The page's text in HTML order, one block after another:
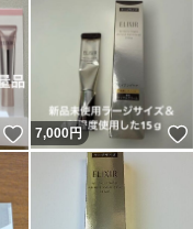
いいね！
7,000円